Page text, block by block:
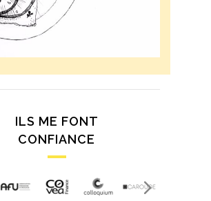
ILS ME FONT
CONFIANCE